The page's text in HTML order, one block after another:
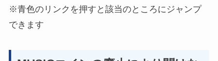
※青色のリンクを押すと該当のところにジャンプ
できます